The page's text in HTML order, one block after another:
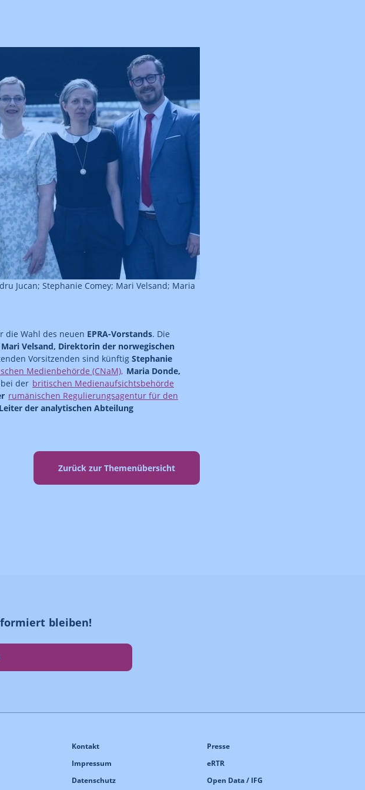
Jucan; Stephanie Comey; Mari Velsand; Maria
die Wahl des neuen EPRA-Vorstands. Die
Mari Velsand, Direktorin der norwegischen
Vorsitzenden sind künftig Stephanie
Medienbehörde (CNaM), Maria Donde,
bei der britischen Medienaufsichtsbehörde
rumänischen Regulierungsagentur für den
der analytischen Abteilung
Zurück zur Themenübersicht
bleiben!
Presse
eRTR
Open Data / IFG
Kontakt
Impressum
Datenschutz